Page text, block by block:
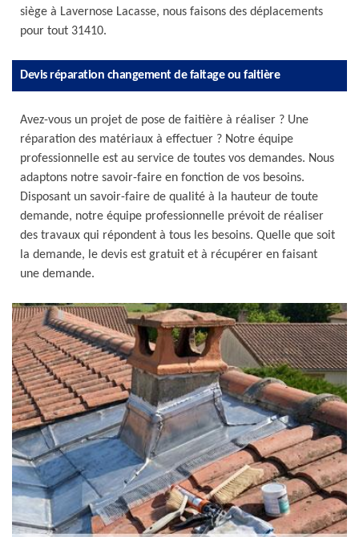
siège à Lavernose Lacasse, nous faisons des déplacements
pour tout 31410.
Devis réparation changement de faitage ou faitière
Avez-vous un projet de pose de faitière à réaliser ? Une
réparation des matériaux à effectuer ? Notre équipe
professionnelle est au service de toutes vos demandes. Nous
adaptons notre savoir-faire en fonction de vos besoins.
Disposant un savoir-faire de qualité à la hauteur de toute
demande, notre équipe professionnelle prévoit de réaliser
des travaux qui répondent à tous les besoins. Quelle que soit
la demande, le devis est gratuit et à récupérer en faisant
une demande.